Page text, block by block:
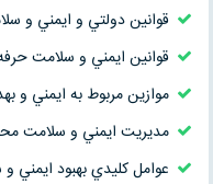
قوانين دولتي و ايمني و
قوانين ايمني و سلامت
موازين مربوط به ايمني و
مديريت ايمني و سلامت
عوامل كليدي بهبود